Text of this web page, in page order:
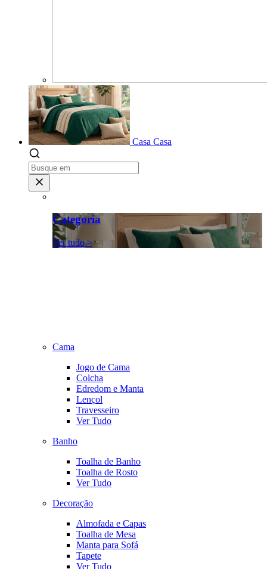
Casa Casa
Categoria
Ver tudo >
Cama
Jogo de Cama
Colcha
Edredom e Manta
Lençol
Travesseiro
Ver Tudo
Banho
Toalha de Banho
Toalha de Rosto
Ver Tudo
Decoração
Almofada e Capas
Toalha de Mesa
Manta para Sofá
Tapete
Ver Tudo